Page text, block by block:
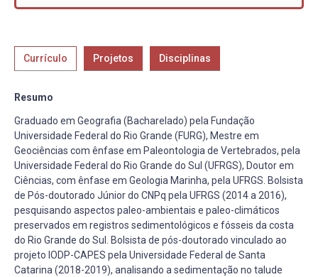
Currículo Projetos Disciplinas
Resumo
Graduado em Geografia (Bacharelado) pela Fundação
Universidade Federal do Rio Grande (FURG), Mestre em
Geociências com ênfase em Paleontologia de Vertebrados, pela
Universidade Federal do Rio Grande do Sul (UFRGS), Doutor em
Ciências, com ênfase em Geologia Marinha, pela UFRGS. Bolsista
de Pós-doutorado Júnior do CNPq pela UFRGS (2014 a 2016),
pesquisando aspectos paleo-ambientais e paleo-climáticos
preservados em registros sedimentológicos e fósseis da costa
do Rio Grande do Sul. Bolsista de pós-doutorado vinculado ao
projeto IODP-CAPES pela Universidade Federal de Santa
Catarina (2018-2019), analisando a sedimentação no talude